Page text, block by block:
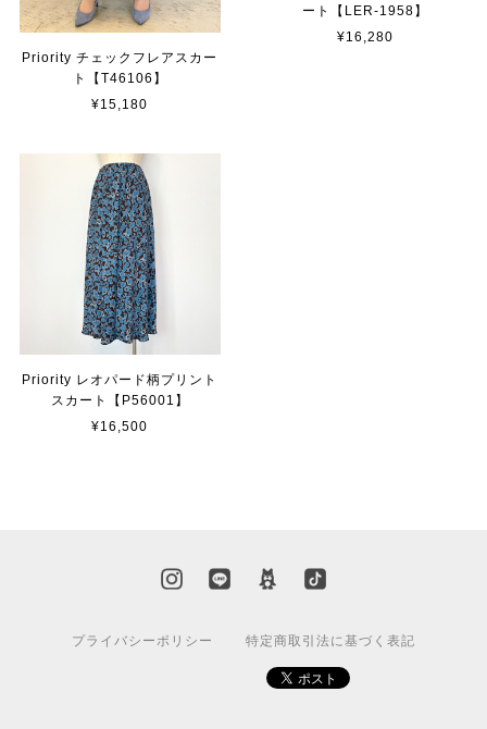
Priority チェックフレアスカー
ト【T46106】
¥15,180
ート【LER-1958】
¥16,280
Priority レオパード柄プリント
スカート【P56001】
¥16,500
プライバシーポリシー 特定商取引法に基づく表記